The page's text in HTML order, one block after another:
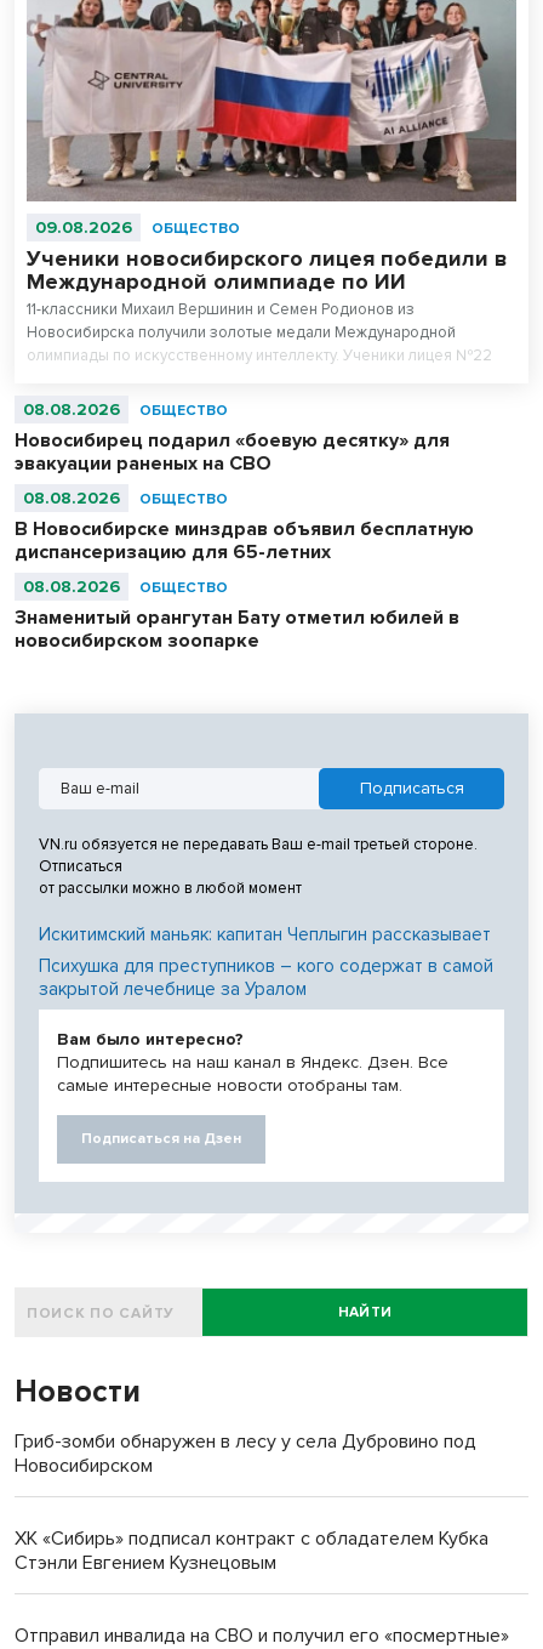
09.08.2026 ОБЩЕСТВО
Ученики новосибирского лицея победили в
Международной олимпиаде по ИИ
11-классники Михаил Вершинин и Семен Родионов из
Новосибирска получили золотые медали Международной
олимпиады по искусственному интеллекту. Ученики лицея №22
абсолютными чемпионами соревнований.
08.08.2026 ОБЩЕСТВО
Новосибирец подарил «боевую десятку» для
эвакуации раненых на СВО
08.08.2026 ОБЩЕСТВО
В Новосибирске минздрав объявил бесплатную
диспансеризацию для 65-летних
08.08.2026 ОБЩЕСТВО
Знаменитый орангутан Бату отметил юбилей в
новосибирском зоопарке
VN.ru обязуется не передавать Ваш e-mail третьей стороне.
Отписаться
от рассылки можно в любой момент
Искитимский маньяк: капитан Чеплыгин рассказывает
Психушка для преступников – кого содержат в самой
закрытой лечебнице за Уралом
Вам было интересно?
Подпишитесь на наш канал в Яндекс. Дзен. Все
самые интересные новости отобраны там.
Подписаться на Дзен
НАЙТИ
Новости
Гриб-зомби обнаружен в лесу у села Дубровино под
Новосибирском
ХК «Сибирь» подписал контракт с обладателем Кубка
Стэнли Евгением Кузнецовым
Отправил инвалида на СВО и получил его «посмертные»